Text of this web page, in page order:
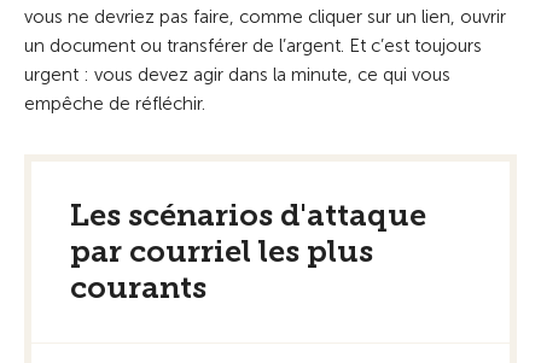
vous ne devriez pas faire, comme cliquer sur un lien, ouvrir
un document ou transférer de l’argent. Et c’est toujours
urgent : vous devez agir dans la minute, ce qui vous
empêche de réfléchir.
Les scénarios d'attaque
par courriel les plus
courants